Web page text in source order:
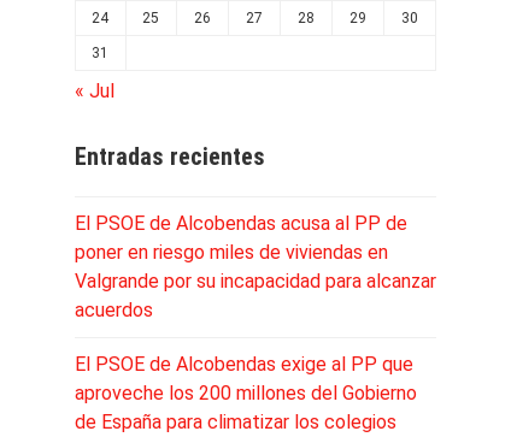
24 25 26 27 28 29 30
31
« Jul
Entradas recientes
El PSOE de Alcobendas acusa al PP de
poner en riesgo miles de viviendas en
Valgrande por su incapacidad para alcanzar
acuerdos
El PSOE de Alcobendas exige al PP que
aproveche los 200 millones del Gobierno
de España para climatizar los colegios